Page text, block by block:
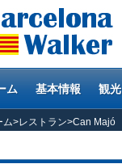
ム 基本情報 観光
ム>レストラン>Can Majó